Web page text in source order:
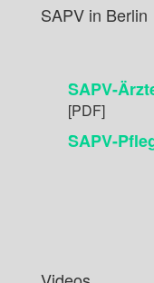
SAPV in Berlin
SAPV-
[PDF]
SAPV-